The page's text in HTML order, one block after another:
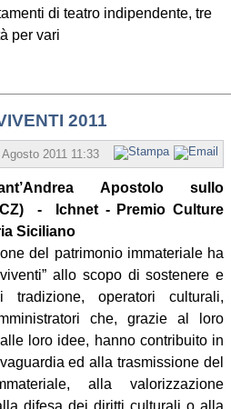
di teatro indipendente, tre
per vari
2011
2011 11:33 Scritto da Angelo
Apostolo sullo
- Ichnet - Premio Culture
Siciliano
del patrimonio immateriale ha
allo scopo di sostenere e
tradizione, operatori culturali,
che, grazie al loro
loro idee, hanno contribuito in
ed alla trasmissione del
alla valorizzazione
difesa dei diritti culturali o alla